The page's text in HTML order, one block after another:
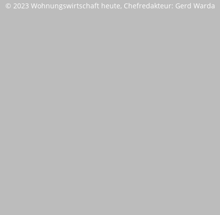
© 2023 Wohnungswirtschaft heute, Chefredakteur: Gerd Warda